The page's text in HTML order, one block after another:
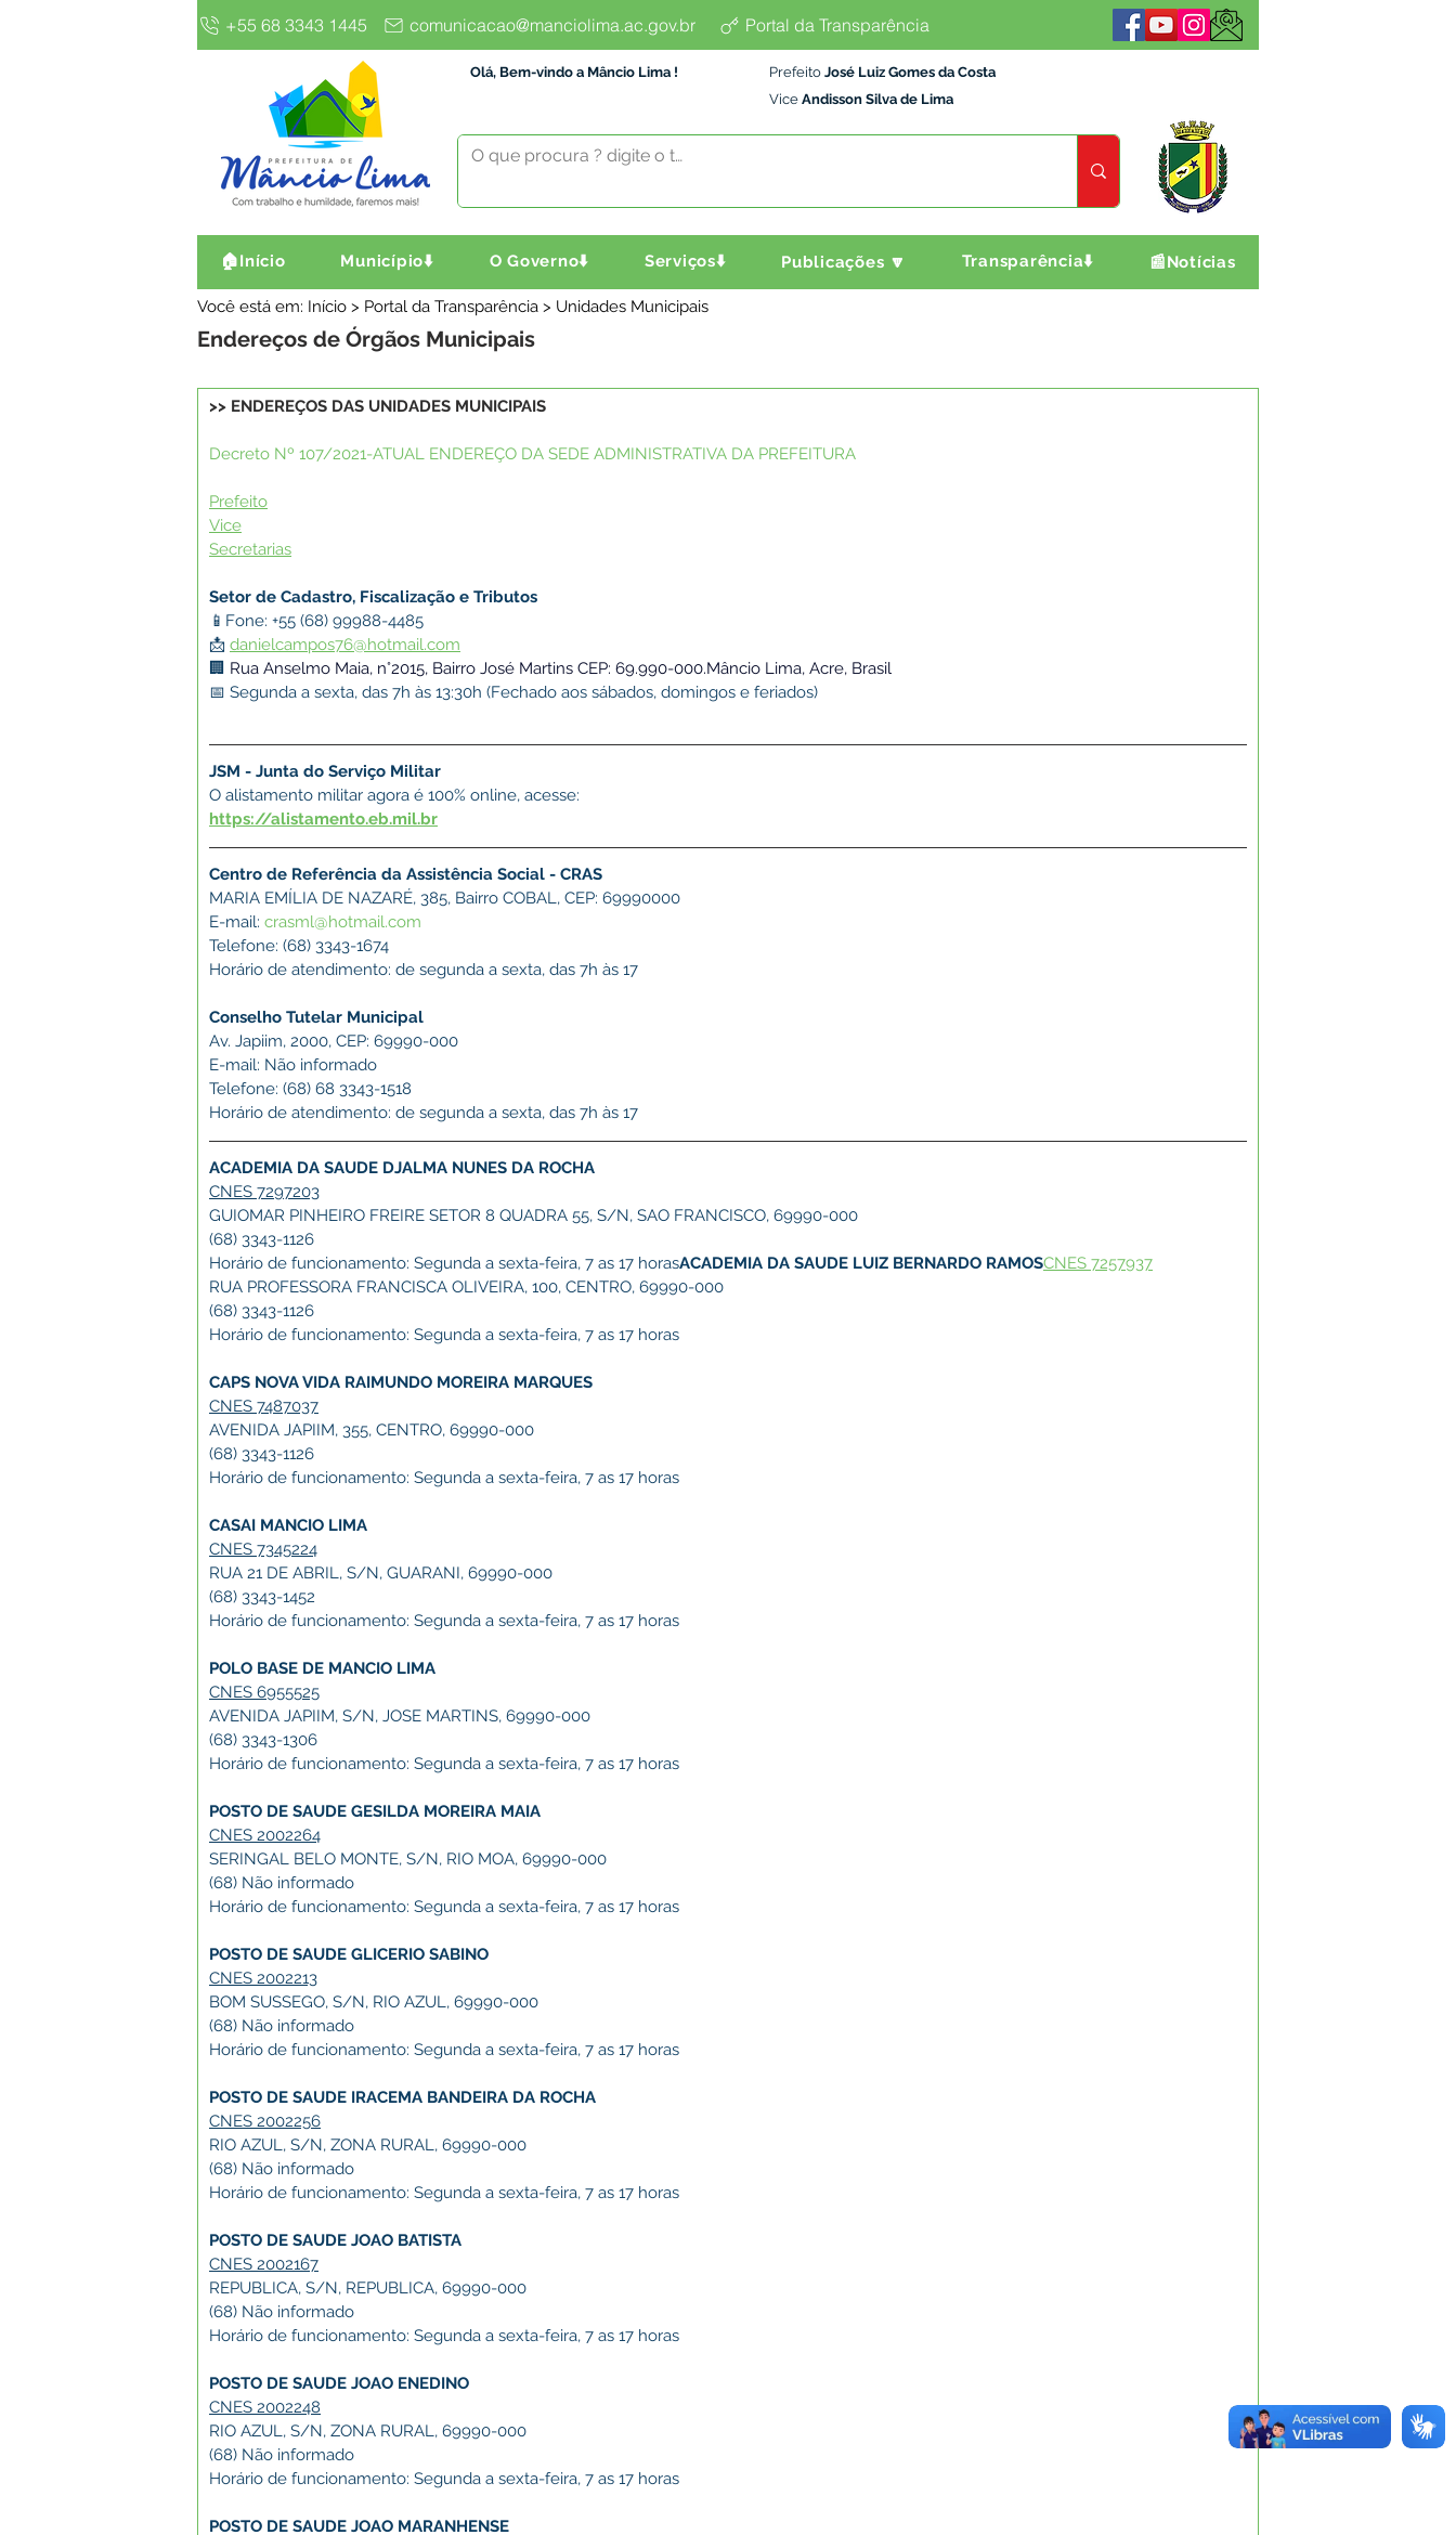
+55 68 3343 1445 comunicacao@manciolima.ac.gov.br Portal da Transparência
Olá, Bem-vindo a Mâncio Lima ! Prefeito José Luiz Gomes da Costa
Vice Andisson Silva de Lima
🏠Início Município⬇️ O Governo⬇️ Serviços⬇️ Publicações 🔽 Transparência⬇️ 📰Notícias
Você está em: Início > Portal da Transparência > Unidades Municipais
Endereços de Órgãos Municipais
>> ENDEREÇOS DAS UNIDADES MUNICIPAIS
Decreto Nº 107/2021-ATUAL ENDEREÇO DA SEDE ADMINISTRATIVA DA PREFEITURA
Prefeito
Vice
Secretarias
Setor de Cadastro, Fiscalização e Tributos
📱Fone: +55 (68) 99988-4485
📩 danielcampos76@hotmail.com
🏢 Rua Anselmo Maia, n°2015, Bairro José Martins CEP: 69.990-000.Mâncio Lima, Acre, Brasil
📅 Segunda a sexta, das 7h às 13:30h (Fechado aos sábados, domingos e feriados)
JSM - Junta do Serviço Militar​
O alistamento militar agora é 100% online, acesse:
https://alistamento.eb.mil.br
Centro de Referência da Assistência Social - CRAS
MARIA EMÍLIA DE NAZARÉ, 385, Bairro COBAL, CEP: 69990000
E-mail: crasml@hotmail.com
Telefone: (68) 3343-1674
Horário de atendimento: de segunda a sexta, das 7h às 17​
Conselho Tutelar Municipal
Av. Japiim, 2000, CEP: 69990-000
E-mail: Não informado
Telefone: (68) 68 3343-1518
Horário de atendimento: de segunda a sexta, das 7h às 17
ACADEMIA DA SAUDE DJALMA NUNES DA ROCHA
CNES 7297203
GUIOMAR PINHEIRO FREIRE SETOR 8 QUADRA 55, S/N, SAO FRANCISCO, 69990-000
(68) 3343-1126
Horário de funcionamento: Segunda a sexta-feira, 7 as 17 horasACADEMIA DA SAUDE LUIZ BERNARDO RAMOSCNES 7257937
RUA PROFESSORA FRANCISCA OLIVEIRA, 100, CENTRO, 69990-000
(68) 3343-1126
Horário de funcionamento: Segunda a sexta-feira, 7 as 17 horas
CAPS NOVA VIDA RAIMUNDO MOREIRA MARQUES
CNES 7487037
AVENIDA JAPIIM, 355, CENTRO, 69990-000
(68) 3343-1126
Horário de funcionamento: Segunda a sexta-feira, 7 as 17 horas
CASAI MANCIO LIMA
CNES 7345224
RUA 21 DE ABRIL, S/N, GUARANI, 69990-000
(68) 3343-1452
Horário de funcionamento: Segunda a sexta-feira, 7 as 17 horas
POLO BASE DE MANCIO LIMA
CNES 6955525
AVENIDA JAPIIM, S/N, JOSE MARTINS, 69990-000
(68) 3343-1306
Horário de funcionamento: Segunda a sexta-feira, 7 as 17 horas
POSTO DE SAUDE GESILDA MOREIRA MAIA
CNES 2002264
SERINGAL BELO MONTE, S/N, RIO MOA, 69990-000
(68) Não informado
Horário de funcionamento: Segunda a sexta-feira, 7 as 17 horas
POSTO DE SAUDE GLICERIO SABINO
CNES 2002213
BOM SUSSEGO, S/N, RIO AZUL, 69990-000
(68) Não informado
Horário de funcionamento: Segunda a sexta-feira, 7 as 17 horas
POSTO DE SAUDE IRACEMA BANDEIRA DA ROCHA
CNES 2002256
RIO AZUL, S/N, ZONA RURAL, 69990-000
(68) Não informado
Horário de funcionamento: Segunda a sexta-feira, 7 as 17 horas
POSTO DE SAUDE JOAO BATISTA
CNES 2002167
REPUBLICA, S/N, REPUBLICA, 69990-000
(68) Não informado
Horário de funcionamento: Segunda a sexta-feira, 7 as 17 horas
POSTO DE SAUDE JOAO ENEDINO
CNES 2002248
RIO AZUL, S/N, ZONA RURAL, 69990-000
(68) Não informado
Horário de funcionamento: Segunda a sexta-feira, 7 as 17 horas
POSTO DE SAUDE JOAO MARANHENSE